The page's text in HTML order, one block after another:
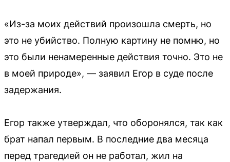
«Из-за моих действий произошла смерть, но
это не убийство. Полную картину не помню, но
это были ненамеренные действия точно. Это не
в моей природе», — заявил Егор в суде после
задержания.
Егор также утверждал, что оборонялся, так как
брат напал первым. В последние два месяца
перед трагедией он не работал, жил на